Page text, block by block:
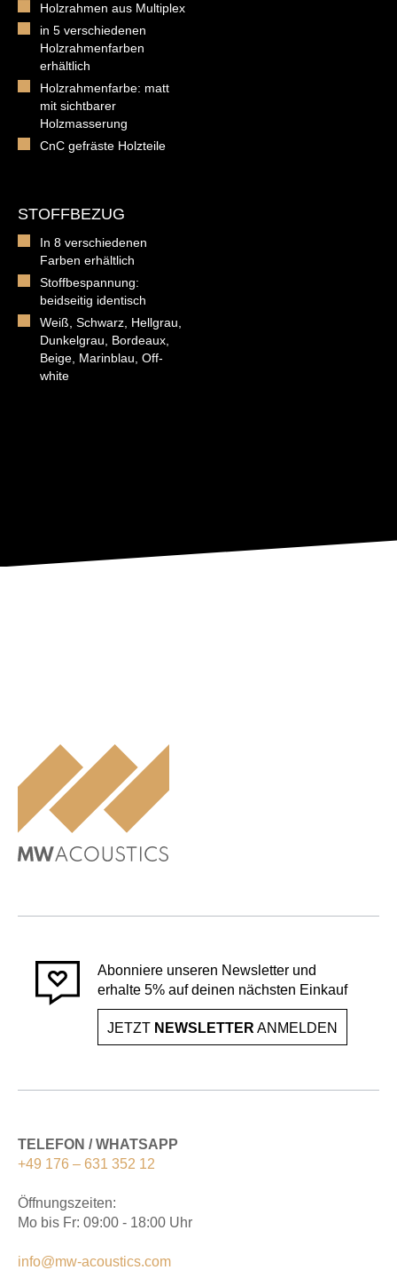
Holzrahmen aus Multiplex
in 5 verschiedenen
Holzrahmenfarben
erhältlich
Holzrahmenfarbe: matt
mit sichtbarer
Holzmasserung
CnC gefräste Holzteile
STOFFBEZUG
In 8 verschiedenen
Farben erhältlich
Stoffbespannung:
beidseitig identisch
Weiß, Schwarz, Hellgrau,
Dunkelgrau, Bordeaux,
Beige, Marinblau, Off-
white
Abonniere unseren Newsletter und
erhalte 5% auf deinen nächsten Einkauf
JETZT NEWSLETTER ANMELDEN
TELEFON / WHATSAPP
+49 176 – 631 352 12
Öffnungszeiten:
Mo bis Fr: 09:00 - 18:00 Uhr
info@mw-acoustics.com